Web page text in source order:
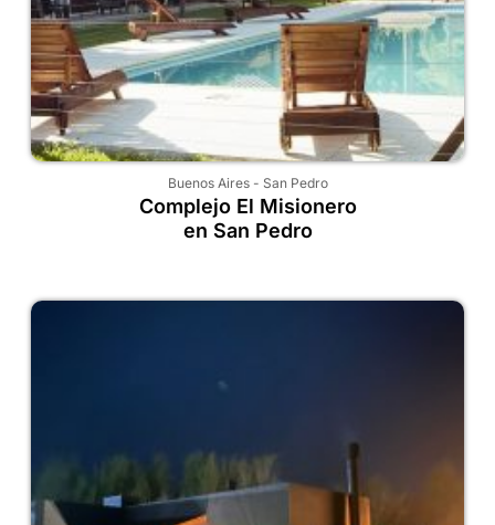
Buenos Aires- San Pedro
Complejo El Misionero
en San Pedro